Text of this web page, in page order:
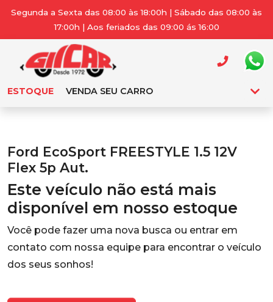
Segunda a Sexta das 08:00 às 18:00h | Sábado das 08:00 às
17:00h | Aos feriados das 09:00 ás 16:00
ESTOQUE VENDA SEU CARRO
Ford EcoSport FREESTYLE 1.5 12V
Flex 5p Aut.
Este veículo não está mais
disponível em nosso estoque
Você pode fazer uma nova busca ou entrar em
contato com nossa equipe para encontrar o veículo
dos seus sonhos!